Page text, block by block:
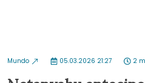
Mundo 05.03.2026 21:27 2